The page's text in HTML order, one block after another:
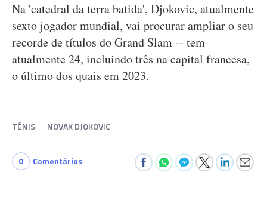
Na 'catedral da terra batida', Djokovic, atualmente
sexto jogador mundial, vai procurar ampliar o seu
recorde de títulos do Grand Slam -- tem
atualmente 24, incluindo três na capital francesa,
o último dos quais em 2023.
TÉNIS NOVAK DJOKOVIC
0 Comentários